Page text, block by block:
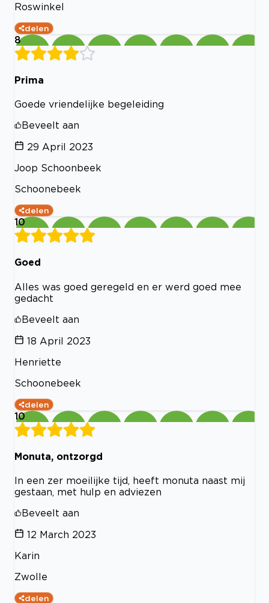
Roswinkel
delen
8
Prima
Goede vriendelijke begeleiding
Beveelt aan
29 April 2023
Joop Schoonbeek
Schoonebeek
delen
10
Goed
Alles was goed geregeld en er werd goed mee
gedacht
Beveelt aan
18 April 2023
Henriette
Schoonebeek
delen
10
Monuta, ontzorgd
In een zer moeilijke tijd, heeft monuta naast mij
gestaan, met hulp en adviezen
Beveelt aan
12 March 2023
Karin
Zwolle
delen